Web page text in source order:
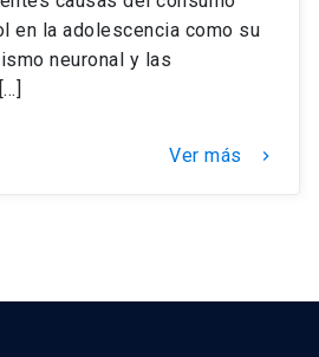
en la adolescencia como su
neuronal y las
Ver más keyboard_arrow_right